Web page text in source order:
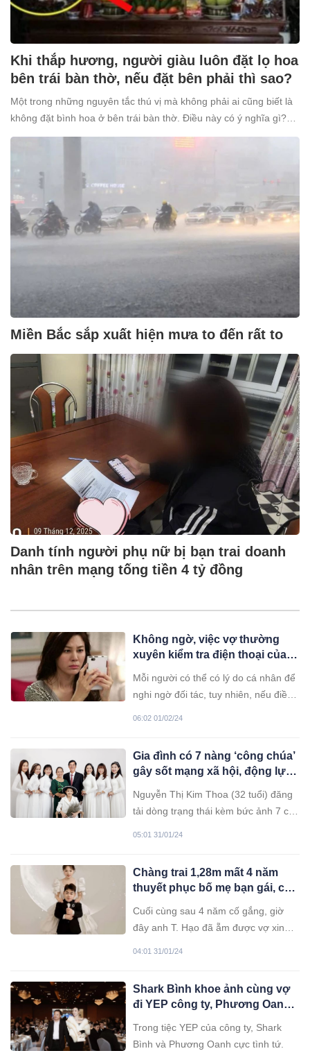
Khi thắp hương, người giàu luôn đặt lọ hoa
bên trái bàn thờ, nếu đặt bên phải thì sao?
Một trong những nguyên tắc thú vị mà không phải ai cũng biết là
không đặt bình hoa ở bên trái bàn thờ. Điều này có ý nghĩa gì?
Tại sao nhiều người giàu lại kiêng kỵ điều này?
Miền Bắc sắp xuất hiện mưa to đến rất to
Danh tính người phụ nữ bị bạn trai doanh
nhân trên mạng tống tiền 4 tỷ đồng
Không ngờ, việc vợ thường
xuyên kiểm tra điện thoại của
Mỗi người có thể có lý do cá nhân để
nghi ngờ đối tác, tuy nhiên, nếu điều
06:02 01/02/24
Gia đình có 7 nàng ‘công chúa’
gây sốt mạng xã hội, động lực
tăn khi chưa có ‘đủ nếp đủ tẻ’
Nguyễn Thị Kim Thoa (32 tuổi) đăng
tải dòng trạng thái kèm bức ảnh 7 chị
nhiều cư dân mạng thích thú, sôi nổi
bình luận.
05:01 31/01/24
Chàng trai 1,28m mất 4 năm
thuyết phục bố mẹ bạn gái, chi
vợ đẹp về nhà
Cuối cùng sau 4 năm cố gắng, giờ
đây anh T. Hạo đã ẵm được vợ xinh
04:01 31/01/24
Shark Bình khoe ảnh cùng vợ
đi YEP công ty, Phương Oanh
Trong tiệc YEP của công ty, Shark
Bình và Phương Oanh cực tình tứ.